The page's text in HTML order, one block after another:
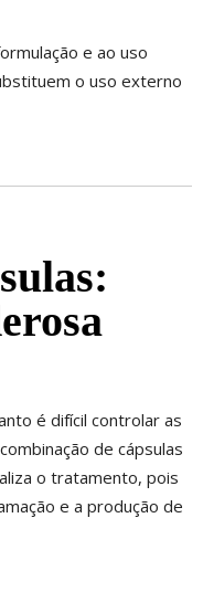
e ao uso
o uso externo
é difícil controlar as
de cápsulas
o tratamento, pois
e a produção de